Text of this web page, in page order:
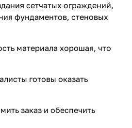
сетчатых ограждений,
фундаментов, стеновых
материала хорошая, что
готовы оказать
заказ и обеспечить